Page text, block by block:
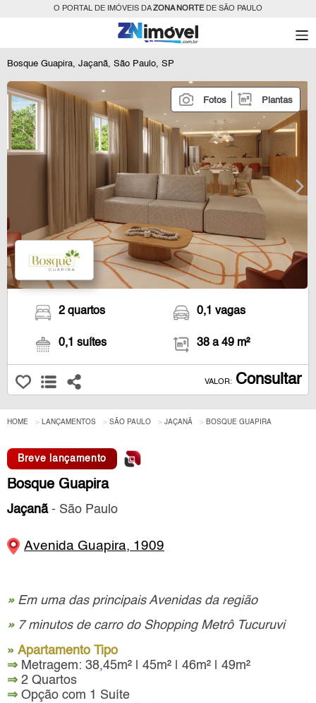
O PORTAL DE IMÓVEIS DAZONA NORTEDE SÃO PAULO
Bosque Guapira, Jaçanã, São Paulo, SP
Fotos Plantas
2 quartos
0,1 suítes
0,1 vagas
38 a 49 m²
VALOR: Consultar
HOME LANÇAMENTOS SÃO PAULO JAÇANÃ BOSQUE GUAPIRA
Breve lançamento
Bosque Guapira
Jaçanã- São Paulo
Avenida Guapira, 1909
» Em uma das principais Avenidas da região
» 7 minutos de carro do Shopping Metrô Tucuruvi
» Apartamento Tipo
⇒ Metragem: 38,45m² | 45m² | 46m² | 49m²
⇒ 2 Quartos
⇒ Opção com 1 Suíte